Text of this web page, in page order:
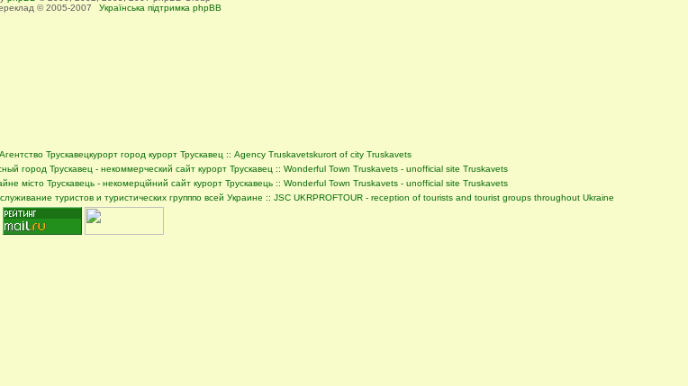
© 2005-2007
Українська підтримка phpBB